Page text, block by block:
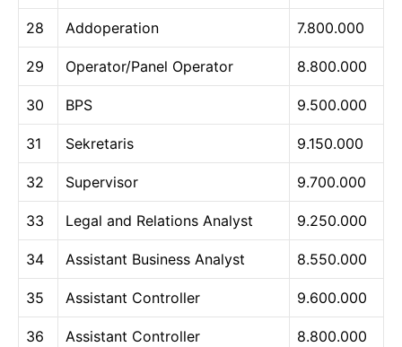
28 Addoperation 7.800.000
29 Operator/Panel Operator 8.800.000
30 BPS 9.500.000
31 Sekretaris 9.150.000
32 Supervisor 9.700.000
33 Legal and Relations Analyst 9.250.000
34 Assistant Business Analyst 8.550.000
35 Assistant Controller 9.600.000
36 Assistant Controller 8.800.000